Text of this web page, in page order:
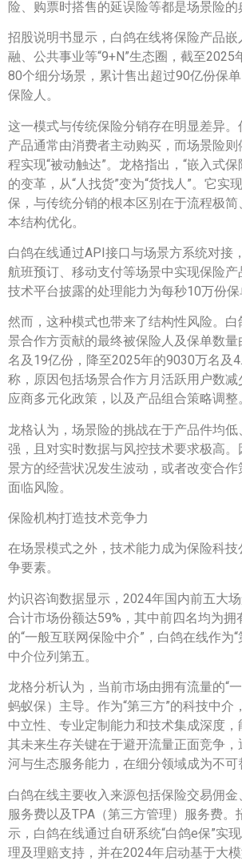
险、购票时搭售的延误险等都是场景险的
招股说明书显示，白鸽在线将保险产品嵌
融、公共事业等“9+N”生态圈，截至2025
80个细分场景，累计售出超过90亿份保
保险人。
这一模式与传统保险分销存在明显差异
产品通常由消费者主动购买，而场景险
程实现“被动触达”。龙格指出，“嵌入式
的变革，从“人找货”变为“货找人”。它实
保，与传统分销的根本区别在于流程极
本结构优化。
白鸽在线通过API接口与场景方系统对接
航班预订、移动支付等场景中实现保险
技术平台披露的处理能力为每秒10万份保
然而，这种模式也带来了结构性风险。
景合作方贡献的最终被保险人及保单数
名及19亿份，降至2025年的9030万名及
称，原因包括场景合作方月活跃用户数
应商多元化政策，以及产品组合策略调整
龙格认为，场景险的挑战在于产品件均
强，且对实时数据与风控技术要求极高
景方的经营状况发生波动，或者改变合
面临风险。
保险机构打造技术竞争力
在场景模式之外，技术能力成为保险科
争要素。
灼识咨询数据显示，2024年国内前五大
合计市场份额达59%，其中前四名均为拥
的“一般互联网保险中介”，白鸽在线作为
中介位列第五。
龙格分析认为，当前市场由拥有流量的“
蚂蚁保）主导。作为“第三方”的科技中介
中立性、专业定制能力和技术集成深度，
其未来生存关键在于避开流量正面竞争
河与生态服务能力，在细分领域成为不可
白鸽在线主要收入来源包括保险交易佣
服务费以及TPA（第三方管理）服务费。
示，白鸽在线通过自研系统“白鸽e保”实
理及理赔支持，并在2024年启动基于大